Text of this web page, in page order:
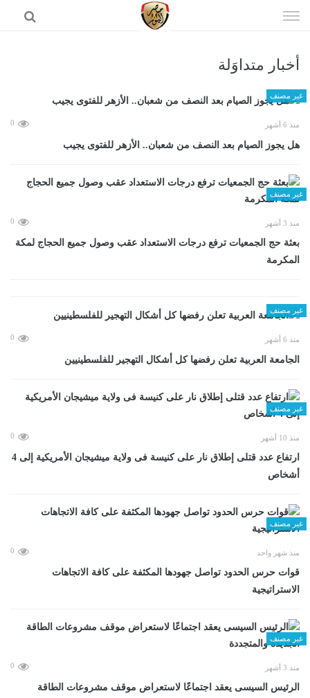
الى
أخبار متداوَلة
غير مصنف
منذ 6 أشهر 0
هل يجوز الصيام بعد النصف من شعبان.. الأزهر للفتوى يجيب
غير مصنف
منذ 3 أشهر 0
بعثة حج الجمعيات ترفع درجات الاستعداد عقب وصول جميع الحجاج لمكة
المكرمة
غير مصنف
منذ 6 أشهر 0
الجامعة العربية تعلن رفضها كل أشكال التهجير للفلسطينيين
غير مصنف
منذ 10 أشهر 0
ارتفاع عدد قتلى إطلاق نار على كنيسة فى ولاية ميشيجان الأمريكية إلى 4
أشخاص
غير مصنف
منذ شهر واحد 0
قوات حرس الحدود تواصل جهودها المكثفة على كافة الاتجاهات
الاستراتيجية
غير مصنف
منذ 3 أشهر 0
الرئيس السيسى يعقد اجتماعًا لاستعراض موقف مشروعات الطاقة